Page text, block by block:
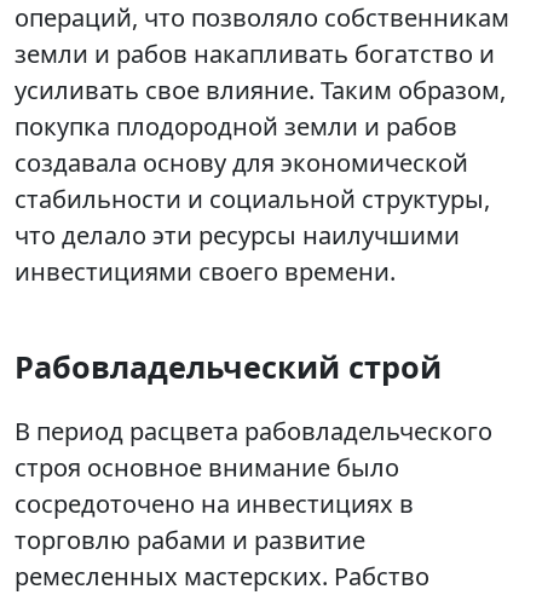
операций, что позволяло собственникам
земли и рабов накапливать богатство и
усиливать свое влияние. Таким образом,
покупка плодородной земли и рабов
создавала основу для экономической
стабильности и социальной структуры,
что делало эти ресурсы наилучшими
инвестициями своего времени.
Рабовладельческий строй
В период расцвета рабовладельческого
строя основное внимание было
сосредоточено на инвестициях в
торговлю рабами и развитие
ремесленных мастерских. Рабство